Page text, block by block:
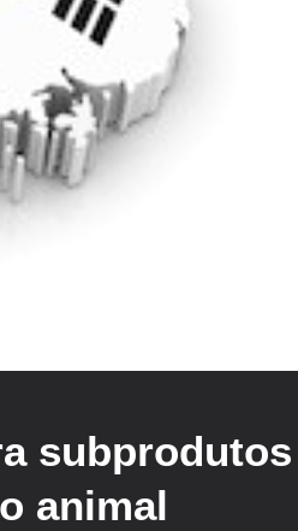
subprodutos
animal